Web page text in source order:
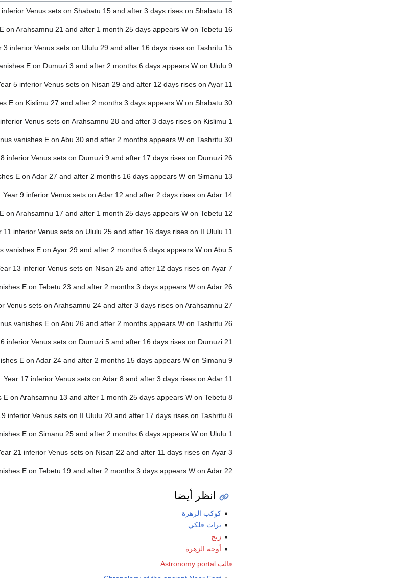
inferior Venus sets on Shabatu 15 and after 3 days rises on Shabatu 18
on Arahsamnu 21 and after 1 month 25 days appears W on Tebetu 16
3 inferior Venus sets on Ululu 29 and after 16 days rises on Tashritu 15
E on Dumuzi 3 and after 2 months 6 days appears W on Ululu 9
5 inferior Venus sets on Nisan 29 and after 12 days rises on Ayar 11
E on Kislimu 27 and after 2 months 3 days appears W on Shabatu 30
Venus sets on Arahsamnu 28 and after 3 days rises on Kislimu 1
vanishes E on Abu 30 and after 2 months appears W on Tashritu 30
inferior Venus sets on Dumuzi 9 and after 17 days rises on Dumuzi 26
E on Adar 27 and after 2 months 16 days appears W on Simanu 13
Year 9 inferior Venus sets on Adar 12 and after 2 days rises on Adar 14
on Arahsamnu 17 and after 1 month 25 days appears W on Tebetu 12
11 inferior Venus sets on Ululu 25 and after 16 days rises on II Ululu 11
vanishes E on Ayar 29 and after 2 months 6 days appears W on Abu 5
13 inferior Venus sets on Nisan 25 and after 12 days rises on Ayar 7
E on Tebetu 23 and after 2 months 3 days appears W on Adar 26
Venus sets on Arahsamnu 24 and after 3 days rises on Arahsamnu 27
vanishes E on Abu 26 and after 2 months appears W on Tashritu 26
inferior Venus sets on Dumuzi 5 and after 16 days rises on Dumuzi 21
E on Adar 24 and after 2 months 15 days appears W on Simanu 9
Year 17 inferior Venus sets on Adar 8 and after 3 days rises on Adar 11
E on Arahsamnu 13 and after 1 month 25 days appears W on Tebetu 8
inferior Venus sets on II Ululu 20 and after 17 days rises on Tashritu 8
E on Simanu 25 and after 2 months 6 days appears W on Ululu 1
21 inferior Venus sets on Nisan 22 and after 11 days rises on Ayar 3
E on Tebetu 19 and after 2 months 3 days appears W on Adar 22
انظر أيضا
كوكب الزهرة
تراث فلكي
زيج
أوجه الزهرة
قالب:Astronomy portal